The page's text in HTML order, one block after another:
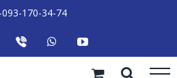
170-34-74